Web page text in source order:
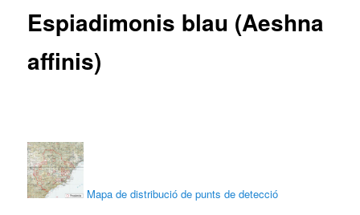
Espiadimonis blau (Aeshna
affinis)
Mapa de distribució de punts de detecció